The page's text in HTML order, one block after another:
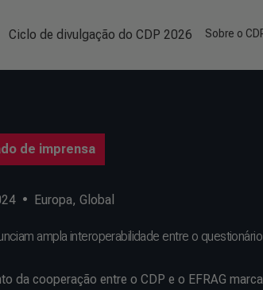
Ciclo de divulgação do CDP 2026 Sobre o
de imprensa
• Europa, Global
ampla interoperabilidade entre o
da cooperação entre o CDP e o EFRAG